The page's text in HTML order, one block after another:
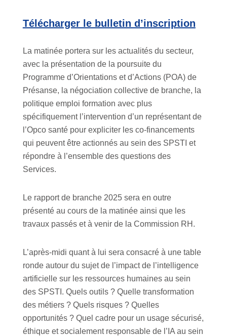
Télécharger le bulletin d’inscription
La matinée portera sur les actualités du secteur,
avec la présentation de la poursuite du
Programme d’Orientations et d’Actions (POA) de
Présanse, la négociation collective de branche, la
politique emploi formation avec plus
spécifiquement l’intervention d’un représentant de
l’Opco santé pour expliciter les co-financements
qui peuvent être actionnés au sein des SPSTI et
répondre à l’ensemble des questions des
Services.
Le rapport de branche 2025 sera en outre
présenté au cours de la matinée ainsi que les
travaux passés et à venir de la Commission RH.
L’après-midi quant à lui sera consacré à une table
ronde autour du sujet de l’impact de l’intelligence
artificielle sur les ressources humaines au sein
des SPSTI. Quels outils ? Quelle transformation
des métiers ? Quels risques ? Quelles
opportunités ? Quel cadre pour un usage sécurisé,
éthique et socialement responsable de l’IA au sein